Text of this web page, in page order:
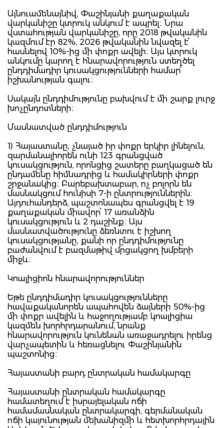
Այնուամենայնիվ, Փաշինյանի քաղաքական
վարկանիշը կտրուկ անկում է ապրել։ Նրա
վստահության վարկանիշը, որը 2018 թվականին
կազմում էր 82%, 2026 թվականին նվազել է՝
հասնելով 10%-ից մի փոքր ավելի։ Այս կտրուկ
անկումը կարող է հնարավորություն ստեղծել
ընդդիմադիր կուսակցությունների համար՝
իշխանության գալու։
Սակայն ընդդիմությունը բախվում է մի շարք լուրջ
խոչընդոտների։
Մասնատված ընդդիմություն
1) Հայաստանը, չնայած իր փոքր երկիր լինելուն,
զարմանալիորեն ունի 123 գրանցված
կուսակցություն, որոնցից շատերը բաղկացած են
ընդամենը հիմնադրից և համակիրների փոքր
շրջանակից։ Բարեբախտաբար, ոչ բոլորն են
մասնակցում հունիսի 7-ի ընտրություններին։
Այդուհանդերձ, պաշտոնապես գրանցվել է 19
քաղաքական միավոր՝ 17 առանձին
կուսակցություն և 2 դաշինք։ Այս
մասնատվածությունը ձեռնտու է իշխող
կուսակցությանը, քանի որ ընդդիմությունը
բաժանվում է բազմաթիվ մրցակցող խմբերի
միջև։
Կոալիցիոն հնարավորություններ
Եթե ընդդիմադիր կուսակցությունները
հավաքականորեն ապահովեն ձայների 50%-ից
մի փոքր ավելին և հաջողությամբ կոալիցիա
կազմեն խորհրդարանում, նրանք
հնարավորություն կունենան առաջադրելու իրենց
վարչապետին և հեռացնելու Փաշինյանին
պաշտոնից։
Հայաստանի բարդ ընտրական համակարգը
Հայաստանի ընտրական համակարգը
համատեղում է իսրայելական ոճի
համամասնական ընտրակարգի, գերմանական
ոճի կայունության մեխանիզմի և հետխորհրդային